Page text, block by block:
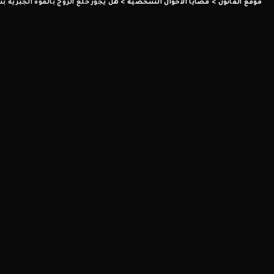
موقع القانون > قضايا الاحوال الشخصية> هل يجوز خلع الزوج بالقوة